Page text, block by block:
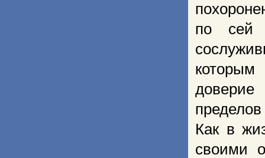
по сей
Как в
своими